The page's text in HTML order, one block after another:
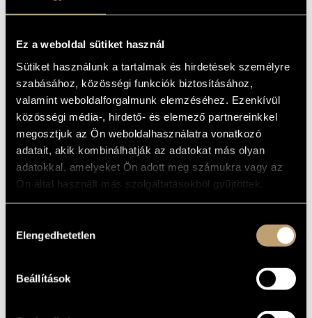
Ez a weboldal sütiket használ
Sütiket használunk a tartalmak és hirdetések személyre
szabásához, közösségi funkciók biztosításához,
valamint weboldalforgalmunk elemzéséhez. Ezenkívül
közösségi média-, hirdető- és elemező partnereinkkel
megosztjuk az Ön weboldalhasználatra vonatkozó
adatait, akik kombinálhatják az adatokat más olyan
adatokkal, amelyeket Ön adott meg számukra vagy az
Ön által használt más szolgáltatásokból gyűjtöttek.
kiválasztása
Elengedhetetlen
Beállítások
4000HUF MEGVESZEM
01
JÜ – Rudel
02 Van minden 5:47
4:10